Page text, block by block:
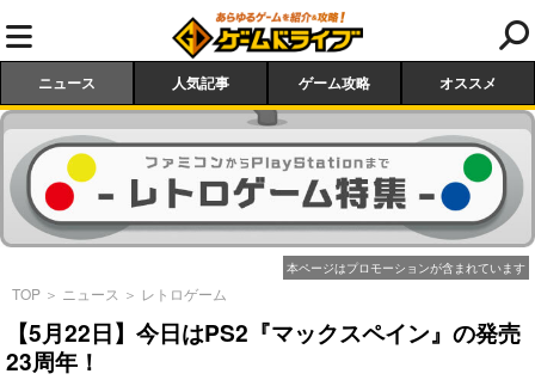
ニュース 人気記事 ゲーム攻略 オススメ
本ページはプロモーションが含まれています
TOP ＞ ニュース ＞ レトロゲーム
【5月22日】今日はPS2『マックスペイン』の発売
23周年！